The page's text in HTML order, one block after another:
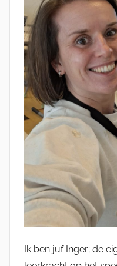
Ik ben juf Inger; de